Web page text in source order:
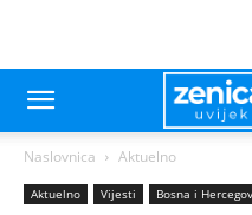
Naslovnica Aktuelno
Aktuelno Vijesti Bosna i